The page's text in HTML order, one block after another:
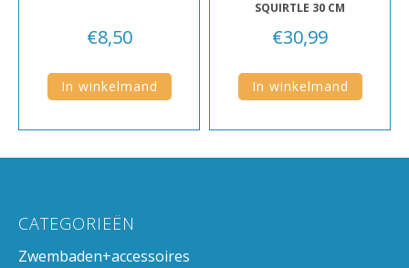
€8,50
In winkelmand
SQUIRTLE 30 CM
€30,99
In winkelmand
CATEGORIEËN
Zwembaden+accessoires